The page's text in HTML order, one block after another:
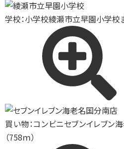
学校：小学校綾瀬市立早園小学校
買い物：コンビニセブンイレブン
（758ｍ）